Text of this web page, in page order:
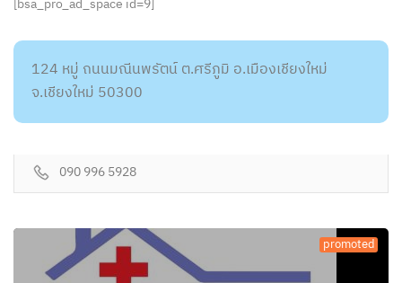
124 หมู่ ถนนมณีนพรัตน์ ต.ศรีภูมิ อ.เมืองเชียงใหม่
จ.เชียงใหม่ 50300
090 996 5928
promoted